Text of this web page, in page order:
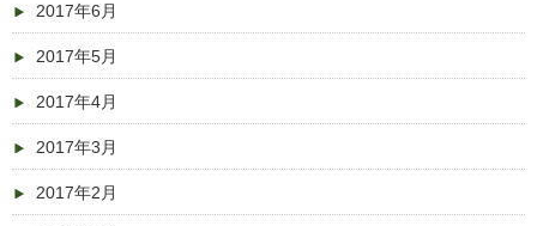
2017年6月
2017年5月
2017年4月
2017年3月
2017年2月